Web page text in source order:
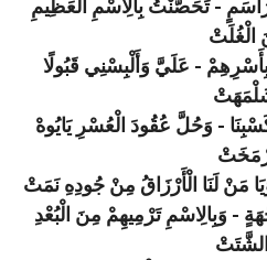
- تَحَصَّنْتُ بِالِاسْمِ الْعَظِيمِ
الْغُلَتْ
- عَلَيَّ وَأَلْبِسْنِي قَبُولًا
- وَحُلَّ عُقُودَ الْعُسْرِ يَايُوهْ
مَنْ لَنَا الْأَرْزَاقُ مِنْ جُودِهِ نَمَتْ
- وَبِالِاسْمِ تَرْمِيهِمْ مِنَ الْبُعْدِ